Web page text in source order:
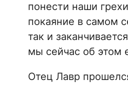
понести наши
покаяние в самом
так и
мы сейчас об этом
Отец Лавр